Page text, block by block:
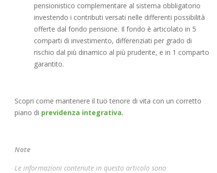
pensionistico complementare al sistema obbligatorio
investendo i contributi versati nelle differenti possibilità
offerte dal fondo pensione. Il fondo è articolato in 5
comparti di investimento, differenziati per grado di
rischio dal più dinamico al più prudente, e in 1 comparto
garantito.
Scopri come mantenere il tuo tenore di vita con un corretto
piano di previdenza integrativa.
Note
Le informazioni contenute in questo articolo sono